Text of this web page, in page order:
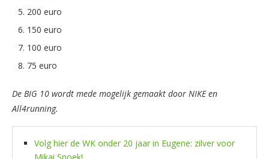
200 euro
150 euro
100 euro
75 euro
De BIG 10 wordt mede mogelijk gemaakt door NIKE en
All4running.
Volg hier de WK onder 20 jaar in Eugene: zilver voor